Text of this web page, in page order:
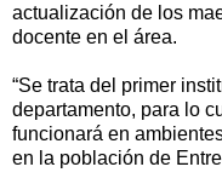
actualización de los
docente en el área.
“Se trata del primer
departamento, para lo
funcionará en
en la población de